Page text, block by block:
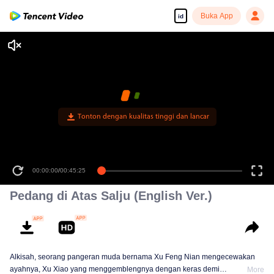
id Buka App
Tonton dengan kualitas tinggi dan lancar
00:00:00/00:45:25
Pedang di Atas Salju (English Ver.)
Alkisah, seorang pangeran muda bernama Xu Feng Nian mengecewakan
ayahnya, Xu Xiao yang menggemblengnya dengan keras demi
More